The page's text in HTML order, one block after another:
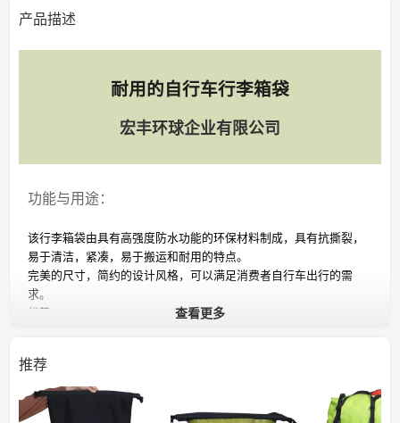
产品描述
耐用的自行车行李箱袋
宏丰环球企业有限公司
功能与用途：
该行李箱袋由具有高强度防水功能的环保材料制成，具有抗撕裂，
易于清洁，紧凑，易于搬运和耐用的特点。
完美的尺寸，简约的设计风格，可以满足消费者自行车出行的需
求。
优势：
3.魔术贴固定，安装稳定不滑
4.多功能使用，可上架取货
5.防水织物脏且易于洗涤
查看更多
推荐